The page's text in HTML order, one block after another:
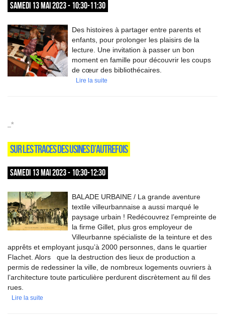
SAMEDI 13 MAI 2023 - 10:30-11:30
Des histoires à partager entre parents et
enfants, pour prolonger les plaisirs de la
lecture. Une invitation à passer un bon
moment en famille pour découvrir les coups
de cœur des bibliothécaires.
Lire la suite
_*
SUR LES TRACES DES USINES D’AUTREFOIS
SAMEDI 13 MAI 2023 - 10:30-12:30
BALADE URBAINE / La grande aventure
textile villeurbannaise a aussi marqué le
paysage urbain ! Redécouvrez l’empreinte de
la firme Gillet, plus gros employeur de
Villeurbanne spécialiste de la teinture et des
apprêts et employant jusqu’à 2000 personnes, dans le quartier
Flachet. Alors que la destruction des lieux de production a
permis de redessiner la ville, de nombreux logements ouvriers à
l’architecture toute particulière perdurent discrètement au fil des
rues.
Lire la suite